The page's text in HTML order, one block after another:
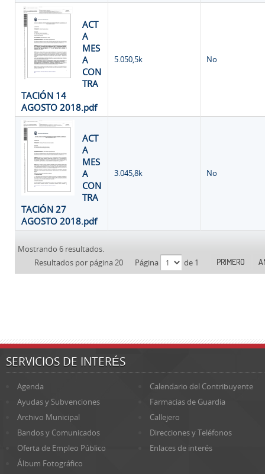
ACT
A
MES
A
CON
TRA
TACIÓN 14
AGOSTO 2018.pdf
5.050,5k No
ACT
A
MES
A
CON
TRA
TACIÓN 27
AGOSTO 2018.pdf
3.045,8k No
Mostrando 6 resultados.
Resultados por página 20
Página de 1 PRIMERO
SERVICIOS DE INTERÉS
Agenda
Calendario del Contribuyente
Ayudas y Subvenciones
Farmacias de Guardia
Archivo Municipal
Callejero
Bandos y Comunicados
Direcciones y Teléfonos
Oferta de Empleo Público
Enlaces de interés
Álbum Fotográfico